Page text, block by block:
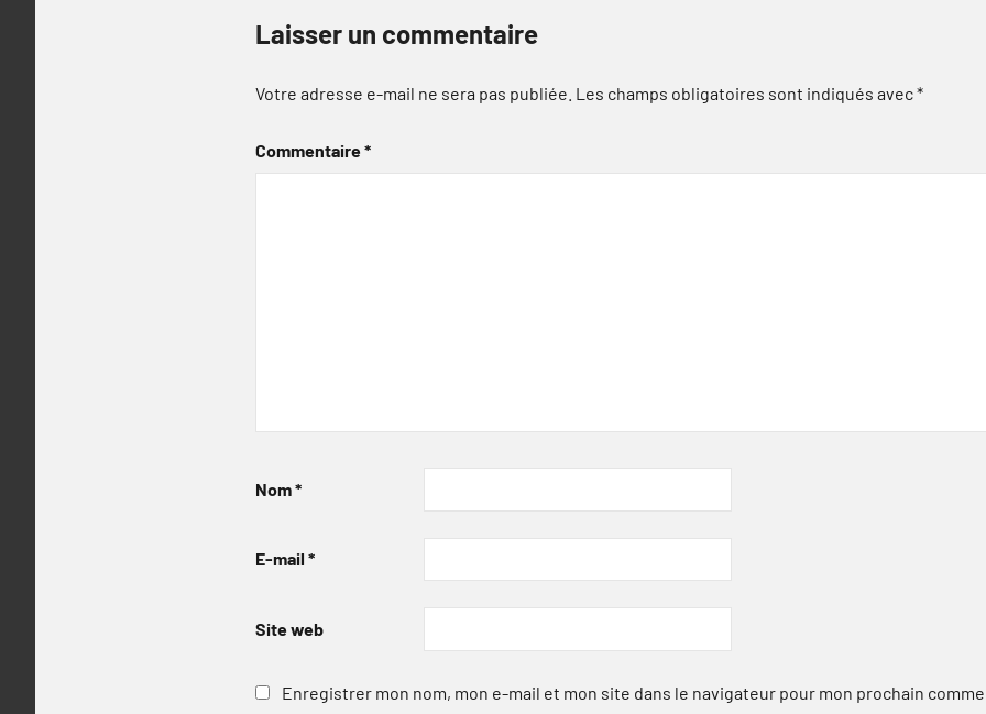
Laisser un commentaire
Votre adresse e-mail ne sera pas publiée. Les champs obligatoires sont indiqués avec*
Commentaire*
Nom*
E-mail *
Site web
Enregistrer mon nom, mon e-mail et mon site dans le navigateur pour mon prochain